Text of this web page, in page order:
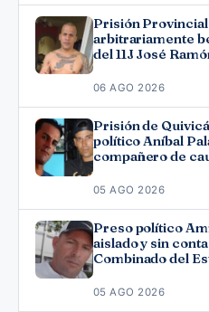
Prisión
arbitrariamente
del 11J José
06 AGO 2026
Prisión de
político Aníbal
compañero de
05 AGO 2026
Preso político
aislado y sin
Combinado del
05 AGO 2026